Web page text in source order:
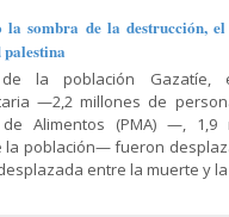
y
y
y
la sombra de la destrucción,
la población Gazatíe,
—2,2 millones de
Alimentos (PMA) —, 1,9
población— fueron
entre la muerte y